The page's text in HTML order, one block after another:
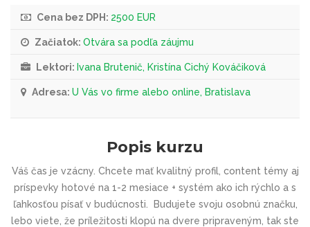
Cena bez DPH: 2500 EUR
Začiatok: Otvára sa podľa záujmu
Lektori: Ivana Brutenič, Kristína Cichý Kováčiková
Adresa: U Vás vo firme alebo online, Bratislava
Popis kurzu
Váš čas je vzácny. Chcete mať kvalitný profil, content témy aj
príspevky hotové na 1-2 mesiace + systém ako ich rýchlo a s
ľahkosťou písať v budúcnosti. Budujete svoju osobnú značku,
lebo viete, že príležitosti klopú na dvere pripraveným, tak ste